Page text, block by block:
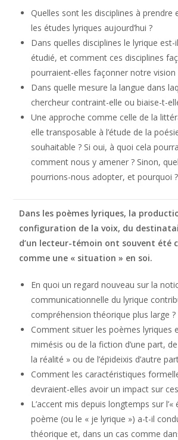
Quelles sont les disciplines à prendre
les études lyriques aujourd’hui ?
Dans quelles disciplines le lyrique
étudié, et comment ces disciplines
pourraient-elles façonner notre vision
Dans quelle mesure la langue dans
chercheur contraint-elle ou biaise-t-
Une approche comme celle de la
elle transposable à l’étude de la
souhaitable ? Si oui, à quoi cela
comment nous y amener ? Sinon,
pourrions-nous adopter, et pourquoi ?
Dans les poèmes lyriques, la
configuration de la voix, du
d’un lecteur-témoin ont souvent été
comme une « situation » en soi.
En quoi un regard nouveau sur la
communicationnelle du lyrique
compréhension théorique plus large ?
Comment situer les poèmes lyriques
mimésis ou de la fiction d’une part,
la réalité » ou de l’épideixis d’autre
Comment les caractéristiques
devraient-elles avoir un impact sur
L’accent mis depuis longtemps sur
poème (ou le « je lyrique ») a-t-il
théorique et, dans un cas comme